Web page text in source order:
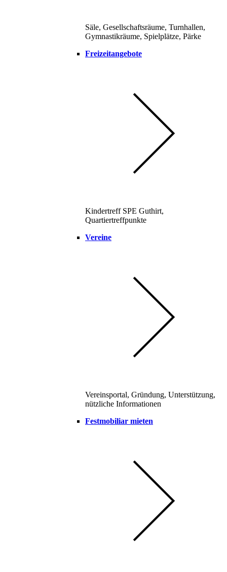
Säle, Gesellschaftsräume, Turnhallen,
Gymnastikräume, Spielplätze, Pärke
Freizeitangebote
Kindertreff SPE Guthirt,
Quartiertreffpunkte
Vereine
Vereinsportal, Gründung, Unterstützung,
nützliche Informationen
Festmobiliar mieten